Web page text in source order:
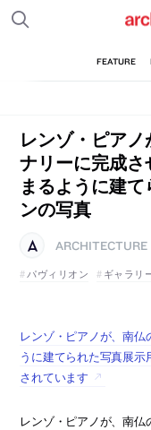
レンゾ・ピア
ナリーに完成
まるように建
ンの写真
ARCHITECTURE
パヴィリオン
ギャラリ
レンゾ・ピアノが、南
うに建てられた写真展
されています
レンゾ・ピアノが、南